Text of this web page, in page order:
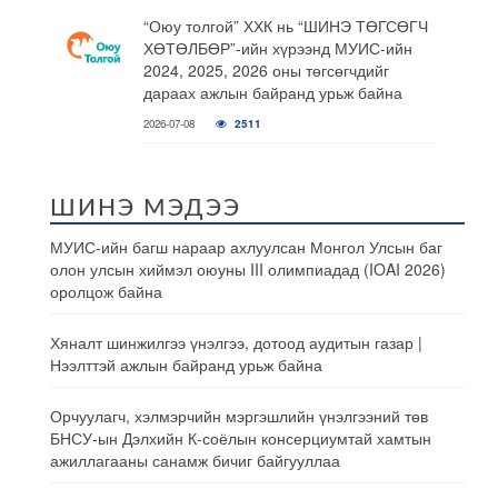
“Оюу толгой” ХХК нь “ШИНЭ ТӨГСӨГЧ
ХӨТӨЛБӨР”-ийн хүрээнд МУИС-ийн
2024, 2025, 2026 оны төгсөгчдийг
дараах ажлын байранд урьж байна
2026-07-08 2511
ШИНЭ МЭДЭЭ
МУИС-ийн багш нараар ахлуулсан Монгол Улсын баг
олон улсын хиймэл оюуны III олимпиадад (IOAI 2026)
оролцож байна
Хяналт шинжилгээ үнэлгээ, дотоод аудитын газар |
Нээлттэй ажлын байранд урьж байна
Орчуулагч, хэлмэрчийн мэргэшлийн үнэлгээний төв
БНСУ-ын Дэлхийн К-соёлын консерциумтай хамтын
ажиллагааны санамж бичиг байгууллаа